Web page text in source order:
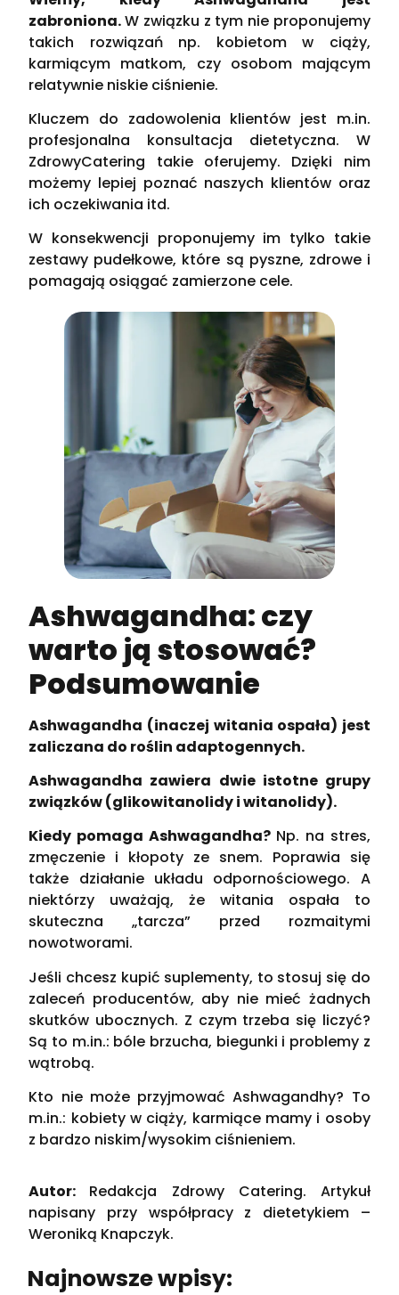
zabroniona.W związku z tym nie proponujemy
takich rozwiązań np. kobietom w ciąży,
karmiącym matkom, czy osobom mającym
relatywnie niskie ciśnienie.
Kluczem do zadowolenia klientów jest m.in.
profesjonalna konsultacja dietetyczna. W
ZdrowyCatering takie oferujemy. Dzięki nim
możemy lepiej poznać naszych klientów oraz
ich oczekiwania itd.
W konsekwencji proponujemy im tylko takie
zestawy pudełkowe, które są pyszne, zdrowe i
pomagają osiągać zamierzone cele.
Ashwagandha: czy
warto ją stosować?
Podsumowanie
Ashwagandha (inaczej witania ospała) jest
zaliczana do roślin adaptogennych.
Ashwagandha zawiera dwie istotne grupy
związków (glikowitanolidy i witanolidy).
Kiedy pomaga Ashwagandha? Np. na stres,
zmęczenie i kłopoty ze snem. Poprawia się
także działanie układu odpornościowego. A
niektórzy uważają, że witania ospała to
skuteczna „tarcza” przed rozmaitymi
nowotworami.
Jeśli chcesz kupić suplementy, to stosuj się do
zaleceń producentów, aby nie mieć żadnych
skutków ubocznych. Z czym trzeba się liczyć?
Są to m.in.: bóle brzucha, biegunki i problemy z
wątrobą.
Kto nie może przyjmować Ashwagandhy? To
m.in.: kobiety w ciąży, karmiące mamy i osoby
z bardzo niskim/wysokim ciśnieniem.
Autor: Redakcja Zdrowy Catering. Artykuł
napisany przy współpracy z dietetykiem –
Weroniką Knapczyk.
Najnowsze wpisy: